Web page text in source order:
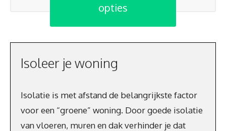
opties
Isoleer je woning
Isolatie is met afstand de belangrijkste factor
voor een “groene” woning. Door goede isolatie
van vloeren, muren en dak verhinder je dat